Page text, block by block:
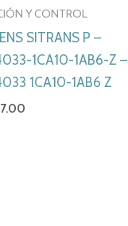
Y CONTROL
SITRANS P –
1CA10-1AB6-Z –
1CA10-1AB6 Z